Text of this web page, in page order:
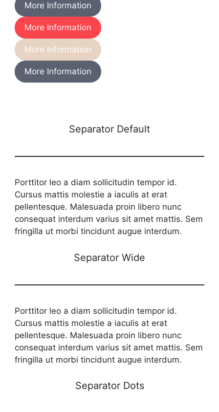
More Information
More Information
More Information
More Information
Separator Default
Porttitor leo a diam sollicitudin tempor id.
Cursus mattis molestie a iaculis at erat
pellentesque. Malesuada proin libero nunc
consequat interdum varius sit amet mattis. Sem
fringilla ut morbi tincidunt augue interdum.
Separator Wide
Porttitor leo a diam sollicitudin tempor id.
Cursus mattis molestie a iaculis at erat
pellentesque. Malesuada proin libero nunc
consequat interdum varius sit amet mattis. Sem
fringilla ut morbi tincidunt augue interdum.
Separator Dots